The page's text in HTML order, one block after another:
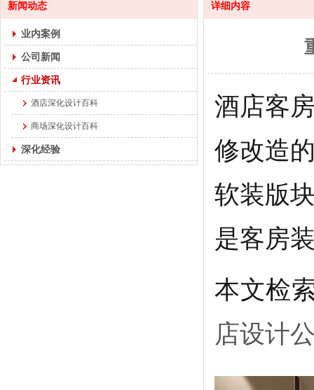
新闻动态
业内案例
公司新闻
行业资讯
酒店深化设计百科
商场深化设计百科
深化经验
详细内容
酒店客
修改造
软装版
是客房
本文检
店设计